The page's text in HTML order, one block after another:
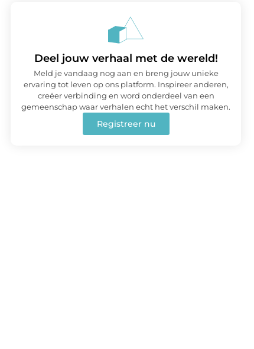
Deel jouw verhaal met de wereld!
Meld je vandaag nog aan en breng jouw unieke
ervaring tot leven op ons platform. Inspireer anderen,
creëer verbinding en word onderdeel van een
gemeenschap waar verhalen echt het verschil maken.
Registreer nu